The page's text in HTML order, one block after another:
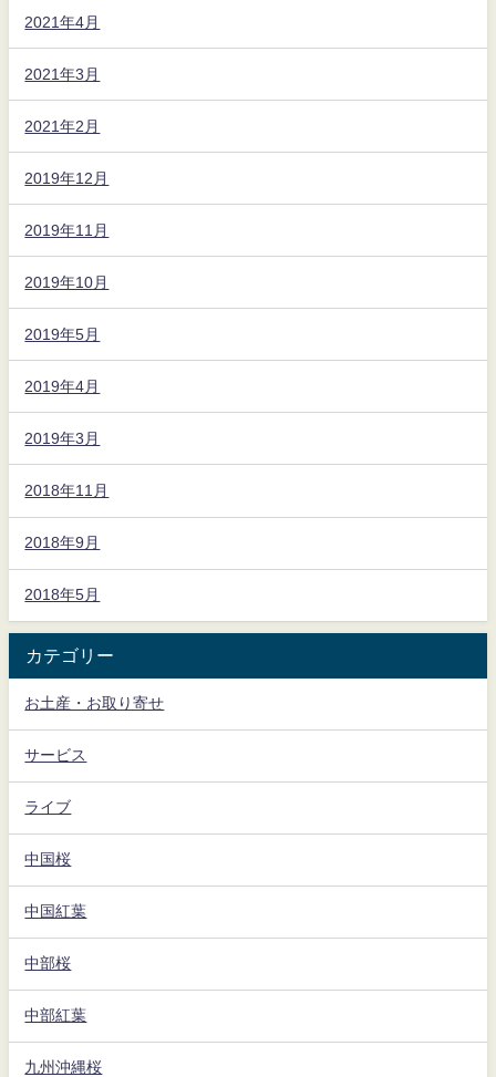
2021年4月
2021年3月
2021年2月
2019年12月
2019年11月
2019年10月
2019年5月
2019年4月
2019年3月
2018年11月
2018年9月
2018年5月
カテゴリー
お土産・お取り寄せ
サービス
ライブ
中国桜
中国紅葉
中部桜
中部紅葉
九州沖縄桜